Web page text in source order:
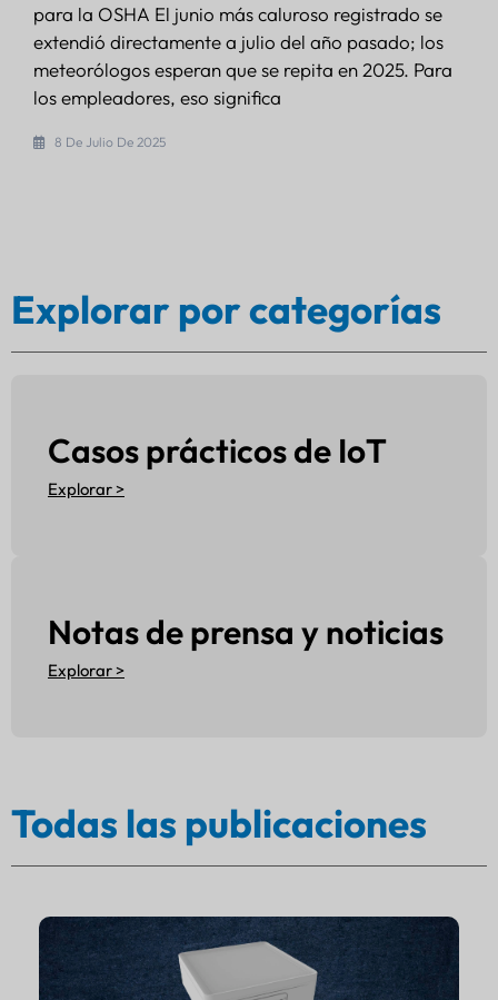
para la OSHA El junio más caluroso registrado se
extendió directamente a julio del año pasado; los
meteorólogos esperan que se repita en 2025. Para
los empleadores, eso significa
8 De Julio De 2025
Explorar por categorías
Casos prácticos de IoT
Explorar >
Notas de prensa y noticias
Explorar >
Todas las publicaciones